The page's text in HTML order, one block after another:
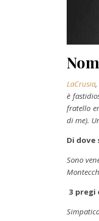
LaCrusia
è
fratello
di me).
Di dove
Sono
3 pregi